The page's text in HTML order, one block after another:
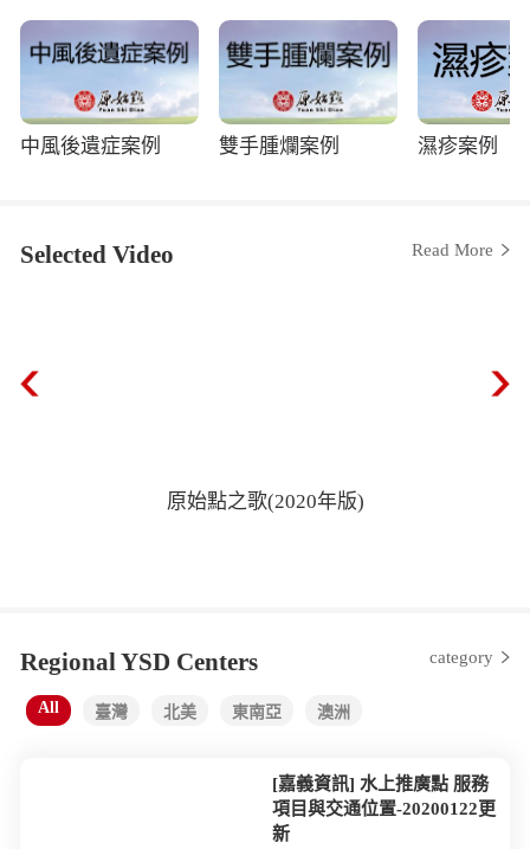
中風後遺症案例 雙手腫爛案例 濕疹案例
Selected Video Read More
原始點之歌(2020年版)
Regional YSD Centers category
All 臺灣 北美 東南亞 澳洲
[嘉義資訊] 水上推廣點 服務
項目與交通位置-20200122更
新